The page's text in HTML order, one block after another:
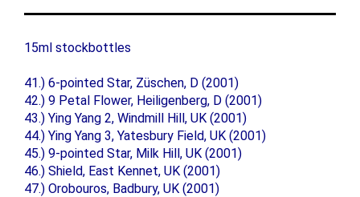
15ml stockbottles
41.) 6-pointed Star, Züschen, D (2001)
42.) 9 Petal Flower, Heiligenberg, D (2001)
43.) Ying Yang 2, Windmill Hill, UK (2001)
44.) Ying Yang 3, Yatesbury Field, UK (2001)
45.) 9-pointed Star, Milk Hill, UK (2001)
46.) Shield, East Kennet, UK (2001)
47.) Orobouros, Badbury, UK (2001)